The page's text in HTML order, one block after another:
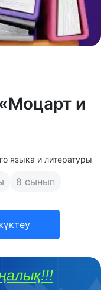
и
языка и литературы
8 сынып